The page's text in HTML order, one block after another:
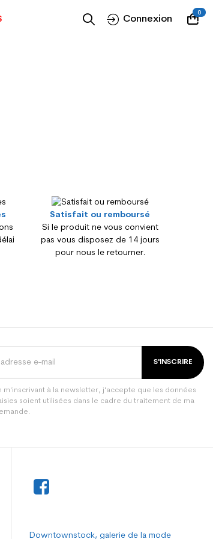
Connexion
0
Satisfait ou remboursé
Si le produit ne vous convient
pas vous disposez de 14 jours
pour nous le retourner.
S'INSCRIRE
m'inscrivant à la newsletter, j'accepte que les données
soient utilisées dans le cadre du traitement de ma
Downtownstock, galerie de la mode